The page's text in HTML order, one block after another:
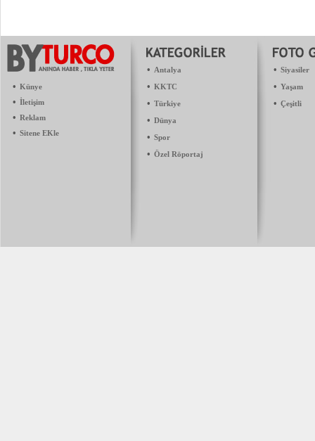
• Künye
• İletişim
• Reklam
• Sitene EKle
• Antalya
• KKTC
• Türkiye
• Dünya
• Spor
• Özel Röportaj
• Siyasiler
• Yaşam
• Çeşitli